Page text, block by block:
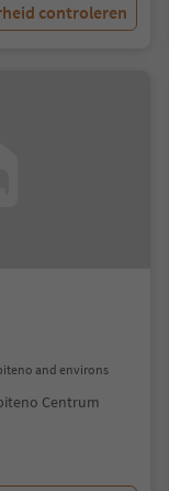
controleren
and environs
Centrum